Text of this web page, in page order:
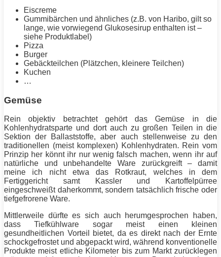
Eiscreme
Gummibärchen und ähnliches (z.B. von Haribo, gilt so
lange, wie vorwiegend Glukosesirup enthalten ist –
siehe Produktlabel)
Pizza
Burger
Gebäckteilchen (Plätzchen, kleinere Teilchen)
Kuchen
…
Gemüse
Rein objektiv betrachtet gehört das Gemüse in die
Kohlenhydratsparte und dort auch zu großen Teilen in die
Sektion der Ballaststoffe, aber auch stellenweise zu den
traditionellen (meist komplexen) Kohlenhydraten. Rein vom
Prinzip her könnt ihr nur wenig falsch machen, wenn ihr auf
natürliche und unbehandelte Ware zurückgreift – damit
meine ich nicht etwa das Rotkraut, welches in dem
Fertiggericht samt Kassler und Kartoffelpürree
eingeschweißt daherkommt, sondern tatsächlich frische oder
tiefgefrorene Ware.
Mittlerweile dürfte es sich auch herumgesprochen haben,
dass Tiefkühlware sogar meist einen kleinen
gesundheitlichen Vorteil bietet, da es direkt nach der Ernte
schockgefrostet und abgepackt wird, während konventionelle
Produkte meist etliche Kilometer bis zum Markt zurücklegen